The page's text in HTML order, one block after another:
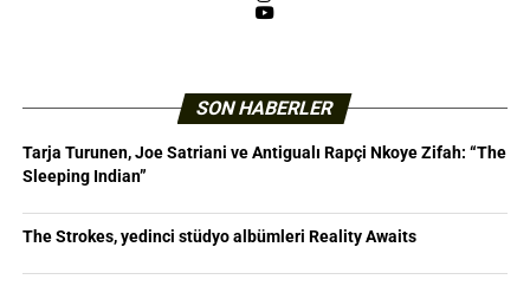
YouTube
SON HABERLER
Tarja Turunen, Joe Satriani ve Antigualı Rapçi Nkoye Zifah: “The
Sleeping Indian”
The Strokes, yedinci stüdyo albümleri Reality Awaits